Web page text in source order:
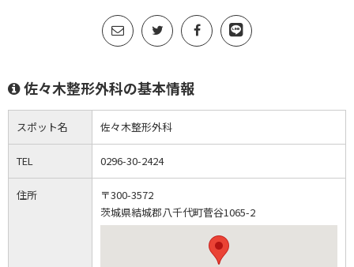
佐々木整形外科の基本情報
スポット名 佐々木整形外科
TEL 0296-30-2424
住所
〒300-3572
茨城県結城郡八千代町菅谷1065-2